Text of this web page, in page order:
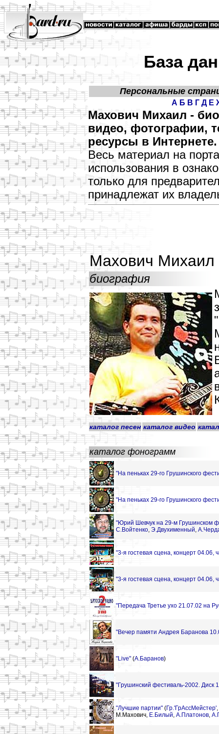
База
Персональные
А Б В Г Д Е
Махович Михаил -
видео, фотографии,
ресурсы в Интернете.
Весь материал на
использования в
только для
принадлежат их
Махович Михаил
биография
каталог песен каталог видео
каталог фонограмм
"На пеньках 29-го Грушинского
"На пеньках 29-го Грушинского
"Юрий Шевчук на 29-м Грушинском
С.Войтенко, Э.Двухименный,
"3-я гостевая сцена, концерт 04.06,
"3-я гостевая сцена, концерт 04.06,
"Передача Третье ухо 21.07.02 на
"Вечер памяти Андрея Баранова
"Live" (А.Баранов)
"Грушинский фестиваль-2002. Диск
"Лучшие партии" (Гр.'ГрАссМейстер',
М.Махович, Е.Билый, А.Платонов,